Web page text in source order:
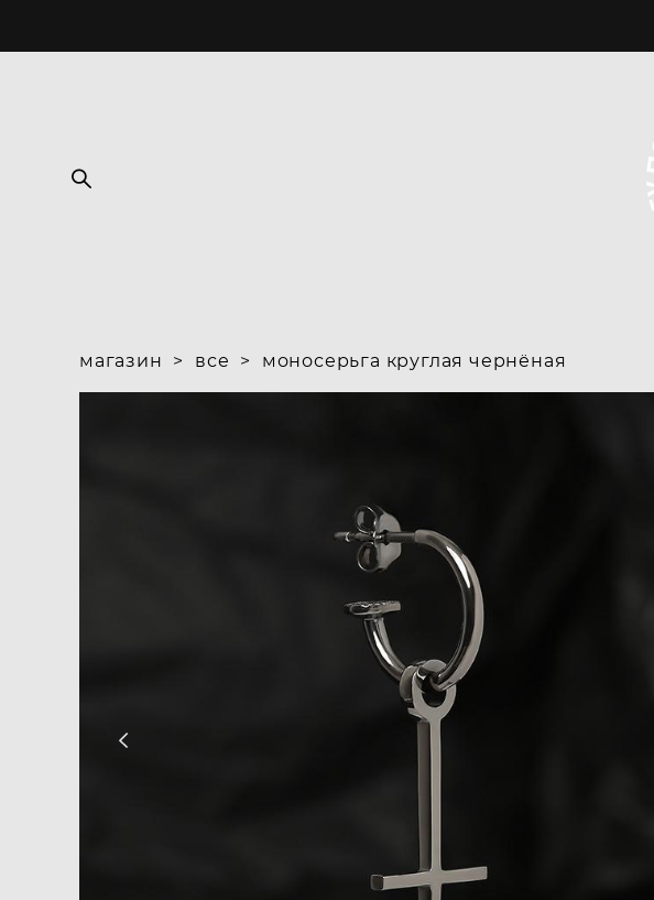
магазин > все > моносерьга круглая чернёная